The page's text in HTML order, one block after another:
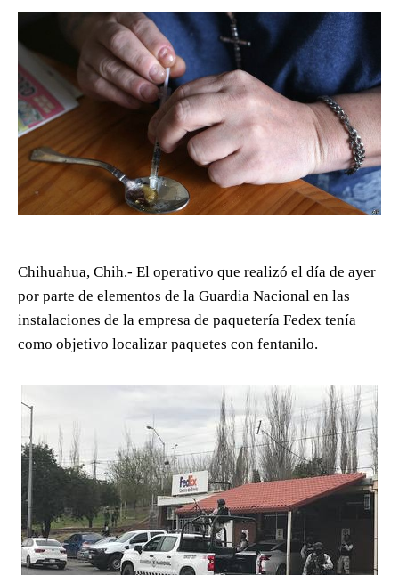
Chihuahua, Chih.- El operativo que realizó el día de ayer
por parte de elementos de la Guardia Nacional en las
instalaciones de la empresa de paquetería Fedex tenía
como objetivo localizar paquetes con fentanilo.